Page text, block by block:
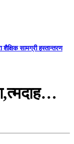
शैक्षिक सामग्री हस्तान्तरण